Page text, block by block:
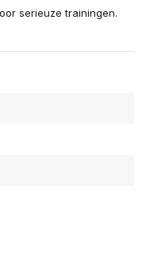
serieuze trainingen.